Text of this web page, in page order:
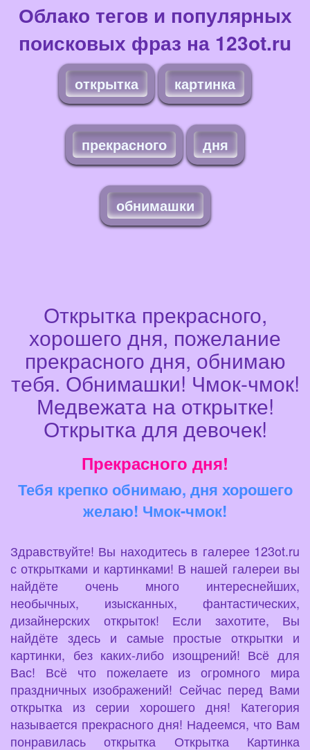
Облако тегов и популярных
поисковых фраз на 123ot.ru
открытка картинка
прекрасного дня
обнимашки
Открытка прекрасного,
хорошего дня, пожелание
прекрасного дня, обнимаю
тебя. Обнимашки! Чмок-чмок!
Медвежата на открытке!
Открытка для девочек!
Прекрасного дня!
Тебя крепко обнимаю, дня хорошего
желаю! Чмок-чмок!
Здравствуйте! Вы находитесь в галерее 123ot.ru
с открытками и картинками! В нашей галереи вы
найдёте очень много интереснейших,
необычных, изысканных, фантастических,
дизайнерских открыток! Если захотите, Вы
найдёте здесь и самые простые открытки и
картинки, без каких-либо изощрений! Всё для
Вас! Всё что пожелаете из огромного мира
праздничных изображений! Сейчас перед Вами
открытка из серии хорошего дня! Категория
называется прекрасного дня! Надеемся, что Вам
понравилась открытка Открытка Картинка